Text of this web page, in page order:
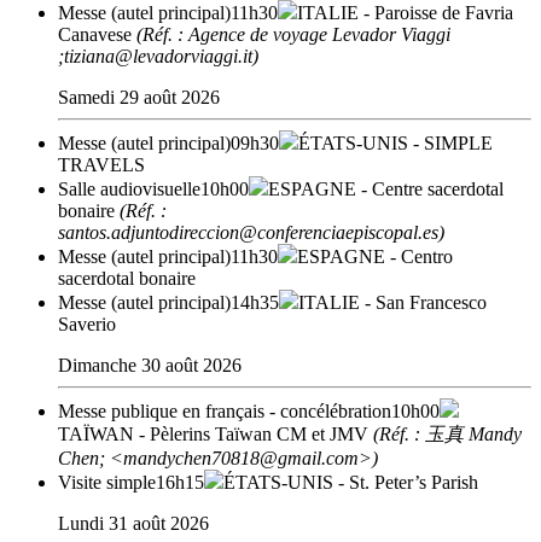
Messe (autel principal)11h30 ITALIE - Paroisse de Favria
Canavese (Réf. : Agence de voyage Levador Viaggi
;tiziana@levadorviaggi.it)
Samedi 29 août 2026
Messe (autel principal)09h30 ÉTATS-UNIS - SIMPLE
TRAVELS
Salle audiovisuelle10h00 ESPAGNE - Centre sacerdotal
bonaire (Réf. :
santos.adjuntodireccion@conferenciaepiscopal.es)
Messe (autel principal)11h30 ESPAGNE - Centro
sacerdotal bonaire
Messe (autel principal)14h35 ITALIE - San Francesco
Saverio
Dimanche 30 août 2026
Messe publique en français - concélébration10h00
TAÏWAN - Pèlerins Taïwan CM et JMV (Réf. : 玉真 Mandy
Chen; <mandychen70818@gmail.com>)
Visite simple16h15 ÉTATS-UNIS - St. Peter’s Parish
Lundi 31 août 2026